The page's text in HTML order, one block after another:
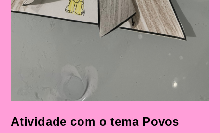
Atividade com o tema Povos